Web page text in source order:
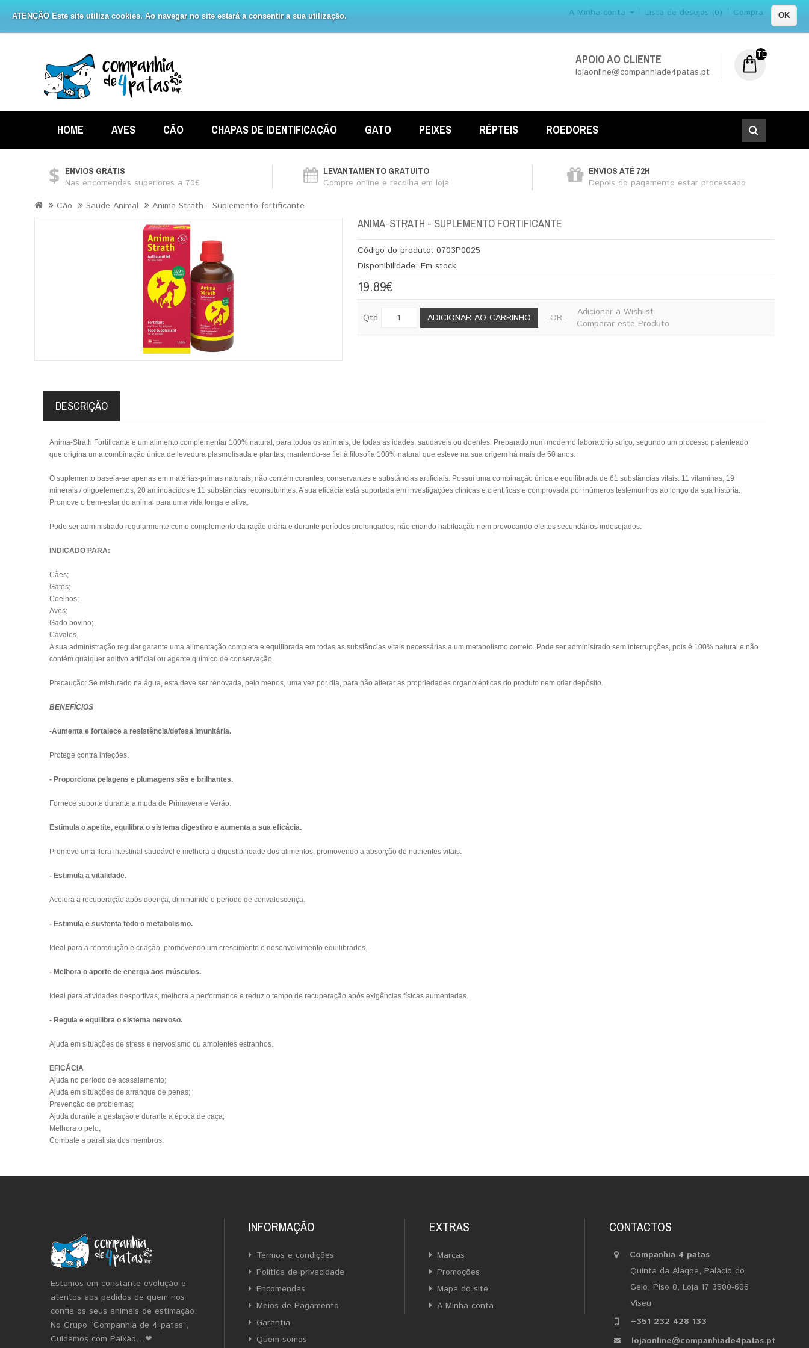
ATENÇÃO Este site utiliza cookies. Ao navegar no site estará a consentir a sua utilização. OK
A Minha conta Lista de desejos (0) Compra
APOIO AO CLIENTE
lojaonline@companhiade4patas.pt
ITEM (NS) DE
HOME AVES CÃO CHAPAS DE IDENTIFICAÇÃO GATO PEIXES RÉPTEIS ROEDORES
ENVIOS GRÁTIS
Nas encomendas superiores a 70€
LEVANTAMENTO GRATUITO
Compre online e recolha em loja
ENVIOS ATÉ 72H
Depois do pagamento estar processado
Cão
Saúde Animal Anima-Strath - Suplemento fortificante
ANIMA-STRATH - SUPLEMENTO FORTIFICANTE
Código do produto: 0703P0025
Disponibilidade: Em stock
19.89€
Qtd ADICIONAR AO CARRINHO - OR -
Adicionar à Wishlist
Comparar este Produto
DESCRIÇÃO
Anima-Strath Fortificante é um alimento complementar 100% natural, para todos os animais, de todas as idades, saudáveis ou doentes. Preparado num moderno laboratório suíço, segundo um processo patenteado
que origina uma combinação única de levedura plasmolisada e plantas, mantendo-se fiel à filosofia 100% natural que esteve na sua origem há mais de 50 anos.
O suplemento baseia-se apenas em matérias-primas naturais, não contém corantes, conservantes e substâncias artificiais. Possui uma combinação única e equilibrada de 61 substâncias vitais: 11 vitaminas, 19
minerais / oligoelementos, 20 aminoácidos e 11 substâncias reconstituintes. A sua eficácia está suportada em investigações clínicas e científicas e comprovada por inúmeros testemunhos ao longo da sua história.
Promove o bem-estar do animal para uma vida longa e ativa.
Pode ser administrado regularmente como complemento da ração diária e durante períodos prolongados, não criando habituação nem provocando efeitos secundários indesejados.
INDICADO PARA:
Cães;
Gatos;
Coelhos;
Aves;
Gado bovino;
Cavalos.
A sua administração regular garante uma alimentação completa e equilibrada em todas as substâncias vitais necessárias a um metabolismo correto. Pode ser administrado sem interrupções, pois é 100% natural e não
contém qualquer aditivo artificial ou agente químico de conservação.
Precaução: Se misturado na água, esta deve ser renovada, pelo menos, uma vez por dia, para não alterar as propriedades organolépticas do produto nem criar depósito.
BENEFÍCIOS
-Aumenta e fortalece a resistência/defesa imunitária.
Protege contra infeções.
- Proporciona pelagens e plumagens sãs e brilhantes.
Fornece suporte durante a muda de Primavera e Verão.
Estimula o apetite, equilibra o sistema digestivo e aumenta a sua eficácia.
Promove uma flora intestinal saudável e melhora a digestibilidade dos alimentos, promovendo a absorção de nutrientes vitais.
- Estimula a vitalidade.
Acelera a recuperação após doença, diminuindo o período de convalescença.
- Estimula e sustenta todo o metabolismo.
Ideal para a reprodução e criação, promovendo um crescimento e desenvolvimento equilibrados.
- Melhora o aporte de energia aos músculos.
Ideal para atividades desportivas, melhora a performance e reduz o tempo de recuperação após exigências físicas aumentadas.
- Regula e equilibra o sistema nervoso.
Ajuda em situações de stress e nervosismo ou ambientes estranhos.
EFICÁCIA
Ajuda no período de acasalamento;
Ajuda em situações de arranque de penas;
Prevenção de problemas;
Ajuda durante a gestação e durante a época de caça;
Melhora o pelo;
Combate a paralisia dos membros.
Estamos em constante evolução e
atentos aos pedidos de quem nos
confia os seus animais de estimação.
No Grupo “Companhia de 4 patas”,
Cuidamos com Paixão…❤
INFORMAÇÃO
Termos e condições
Política de privacidade
Encomendas
Meios de Pagamento
Garantia
Quem somos
EXTRAS
Marcas
Promoções
Mapa do site
A Minha conta
CONTACTOS
Companhia 4 patas
Quinta da Alagoa, Palácio do
Gelo, Piso 0, Loja 17 3500-606
Viseu
+351 232 428 133
lojaonline@companhiade4patas.pt